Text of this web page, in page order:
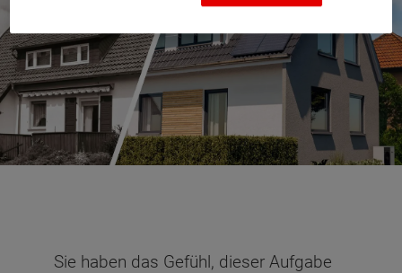
Sie haben das Gefühl, dieser Aufgabe